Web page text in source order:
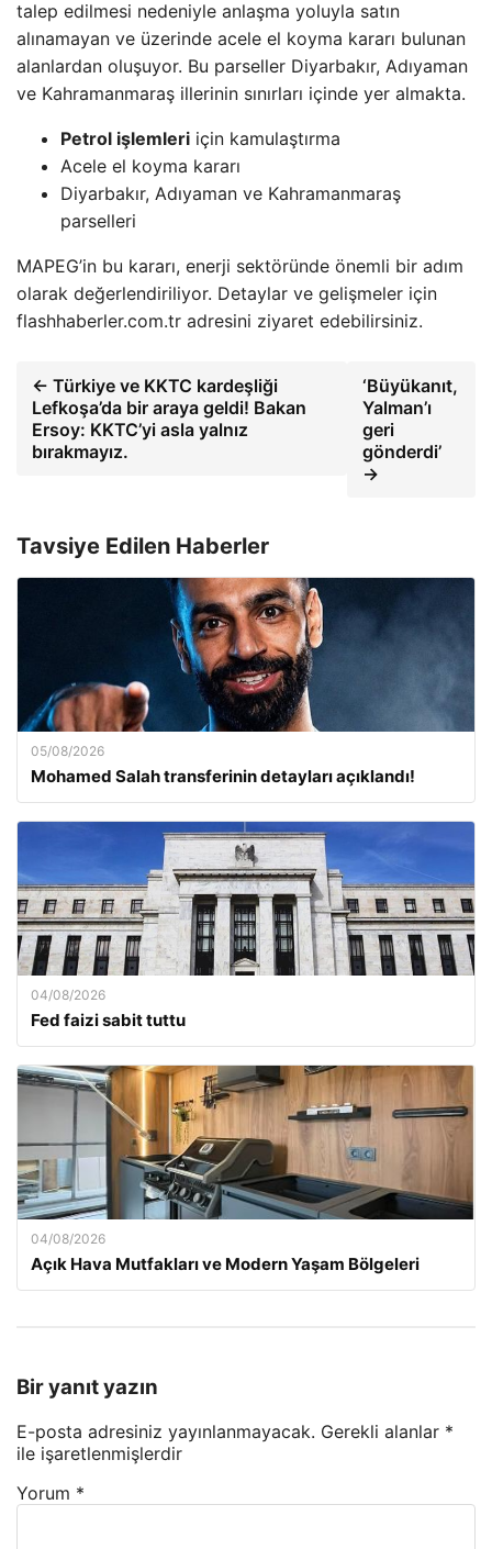
talep edilmesi nedeniyle anlaşma yoluyla satın
alınamayan ve üzerinde acele el koyma kararı bulunan
alanlardan oluşuyor. Bu parseller Diyarbakır, Adıyaman
ve Kahramanmaraş illerinin sınırları içinde yer almakta.
Petrol işlemleri için kamulaştırma
Acele el koyma kararı
Diyarbakır, Adıyaman ve Kahramanmaraş
parselleri
MAPEG’in bu kararı, enerji sektöründe önemli bir adım
olarak değerlendiriliyor. Detaylar ve gelişmeler için
flashhaberler.com.tr adresini ziyaret edebilirsiniz.
← Türkiye ve KKTC kardeşliği
Lefkoşa’da bir araya geldi! Bakan
Ersoy: KKTC’yi asla yalnız
bırakmayız.
‘Büyükanıt,
Yalman’ı
geri
gönderdi’
→
Tavsiye Edilen Haberler
05/08/2026
Mohamed Salah transferinin detayları açıklandı!
04/08/2026
Fed faizi sabit tuttu
04/08/2026
Açık Hava Mutfakları ve Modern Yaşam Bölgeleri
Bir yanıt yazın
E-posta adresiniz yayınlanmayacak. Gerekli alanlar *
ile işaretlenmişlerdir
Yorum *